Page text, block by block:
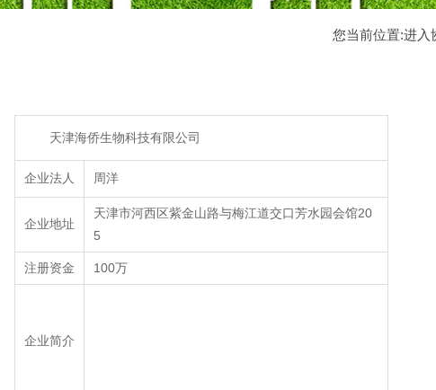
您当前位置:进入
天津海侨生物科技有限公司
企业法人 周洋
企业地址
天津市河西区紫金山路与梅江道交口芳水园会馆20
5
注册资金 100万
企业简介